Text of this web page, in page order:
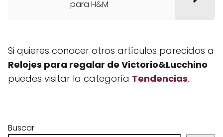
para H&M
Si quieres conocer otros artículos parecidos a
Relojes para regalar de Victorio&Lucchino
puedes visitar la categoría Tendencias.
Buscar